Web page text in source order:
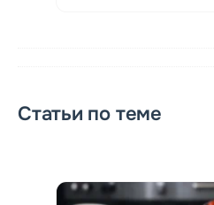
Статьи по теме